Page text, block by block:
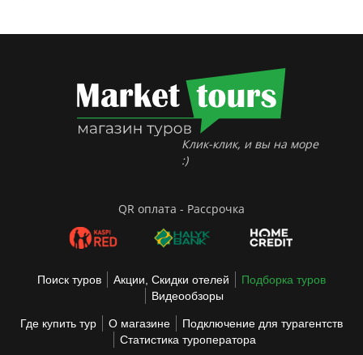
Клик-клик, и вы на море
:)
QR оплата - Рассрочка
Поиск туров Акции, Скидки отелей
Подборка туров
Видеообзоры
Где купить тур О магазине
Подключение для турагентств
Статистика туроператора